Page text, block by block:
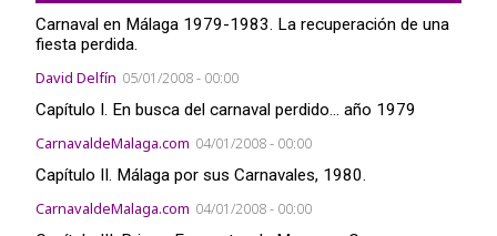
Carnaval en Málaga 1979-1983. La recuperación de una
fiesta perdida.
David Delfín 05/01/2008 - 00:00
Capítulo I. En busca del carnaval perdido... año 1979
CarnavaldeMalaga.com 04/01/2008 - 00:00
Capítulo II. Málaga por sus Carnavales, 1980.
CarnavaldeMalaga.com 04/01/2008 - 00:00